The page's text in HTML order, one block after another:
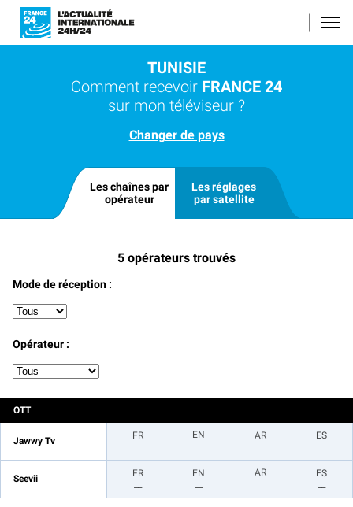
TUNISIE
Comment recevoir FRANCE 24
sur mon téléviseur ?
Changer de pays
Les chaînes par
opérateur
Les réglages
par satellite
5 opérateurs trouvés
Mode de réception :
Opérateur :
OTT
Jawwy Tv
FR
EN
AR
ES
Seevii
FR
EN
AR
ES